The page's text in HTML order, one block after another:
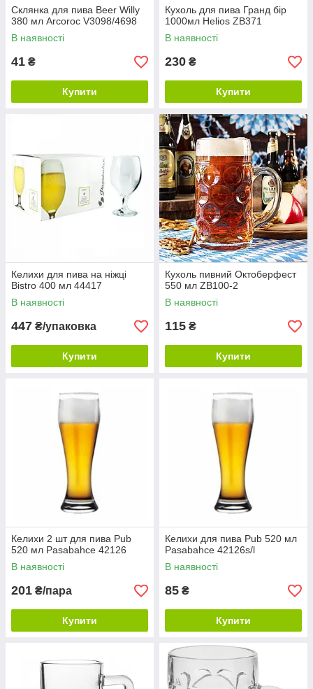
Склянка для пива Beer Willy
380 мл Arcoroc V3098/4698
В наявності
41 ₴
Купити
Кухоль для пива Гранд бір
1000мл Helios ZB371
В наявності
230 ₴
Купити
Келихи для пива на ніжці
Bistro 400 мл 44417
В наявності
447 ₴/упаковка
Купити
Кухоль пивний Октоберфест
550 мл ZB100-2
В наявності
115 ₴
Купити
Келихи 2 шт для пива Pub
520 мл Pasabahce 42126
В наявності
201 ₴/пара
Купити
Келихи для пива Pub 520 мл
Pasabahce 42126s/l
В наявності
85 ₴
Купити